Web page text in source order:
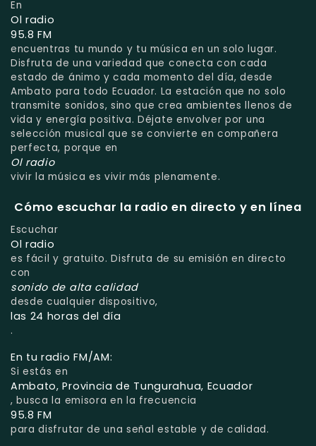
En
Ol radio
95.8 FM
encuentras tu mundo y tu música en un solo lugar.
Disfruta de una variedad que conecta con cada
estado de ánimo y cada momento del día, desde
Ambato para todo Ecuador. La estación que no solo
transmite sonidos, sino que crea ambientes llenos de
vida y energía positiva. Déjate envolver por una
selección musical que se convierte en compañera
perfecta, porque en
Ol radio
vivir la música es vivir más plenamente.
Cómo escuchar la radio en directo y en línea
Escuchar
Ol radio
es fácil y gratuito. Disfruta de su emisión en directo
con
sonido de alta calidad
desde cualquier dispositivo,
las 24 horas del día
.
En tu radio FM/AM:
Si estás en
Ambato, Provincia de Tungurahua, Ecuador
, busca la emisora en la frecuencia
95.8 FM
para disfrutar de una señal estable y de calidad.